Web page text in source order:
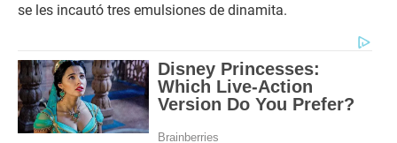
se les incautó tres emulsiones de dinamita.